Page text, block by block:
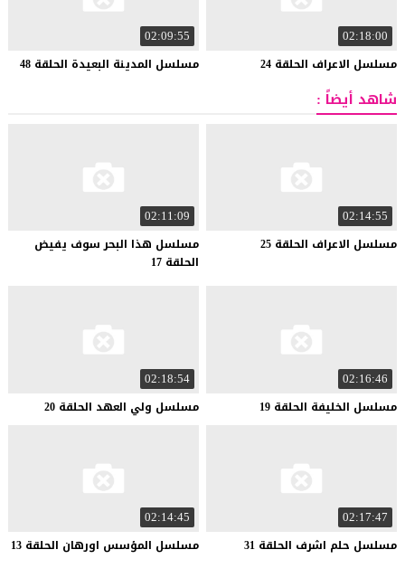
02:18:00
مسلسل الاعراف الحلقة 24
02:09:55
مسلسل المدينة البعيدة الحلقة 48
شاهد أيضاً :
02:14:55
مسلسل الاعراف الحلقة 25
02:11:09
مسلسل هذا البحر سوف يفيض
الحلقة 17
02:16:46
مسلسل الخليفة الحلقة 19
02:18:54
مسلسل ولي العهد الحلقة 20
02:17:47
مسلسل حلم اشرف الحلقة 31
02:14:45
مسلسل المؤسس اورهان الحلقة 13